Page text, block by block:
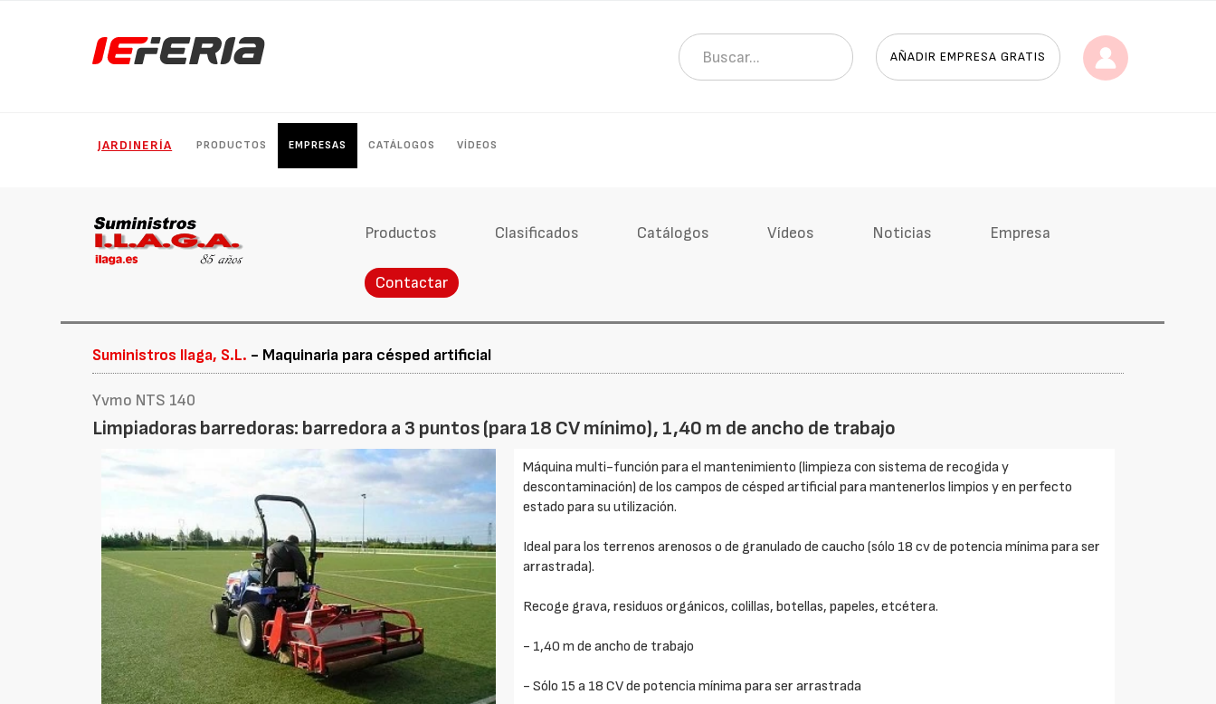
AÑADIR EMPRESA GRATIS
JARDINERÍA PRODUCTOS EMPRESAS CATÁLOGOS VÍDEOS
Productos Clasificados Catálogos Vídeos Noticias Empresa
Contactar
Suministros Ilaga, S.L. - Maquinaria para césped artificial
Yvmo NTS 140
Limpiadoras barredoras: barredora a 3 puntos (para 18 CV mínimo), 1,40 m de ancho de trabajo
Máquina multi-función para el mantenimiento (limpieza con sistema de recogida y
descontaminación) de los campos de césped artificial para mantenerlos limpios y en perfecto
estado para su utilización.
Ideal para los terrenos arenosos o de granulado de caucho (sólo 18 cv de potencia mínima para ser
arrastrada).
Recoge grava, residuos orgánicos, colillas, botellas, papeles, etcétera.
- 1,40 m de ancho de trabajo
- Sólo 15 a 18 CV de potencia mínima para ser arrastrada